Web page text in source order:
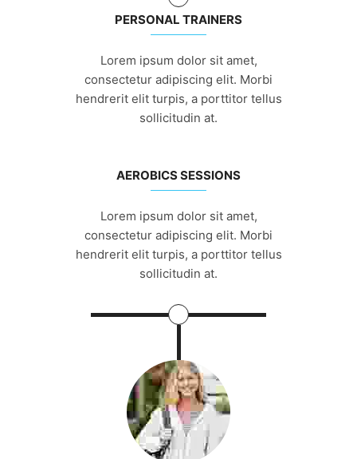
PERSONAL TRAINERS
Lorem ipsum dolor sit amet,
consectetur adipiscing elit. Morbi
hendrerit elit turpis, a porttitor tellus
sollicitudin at.
AEROBICS SESSIONS
Lorem ipsum dolor sit amet,
consectetur adipiscing elit. Morbi
hendrerit elit turpis, a porttitor tellus
sollicitudin at.